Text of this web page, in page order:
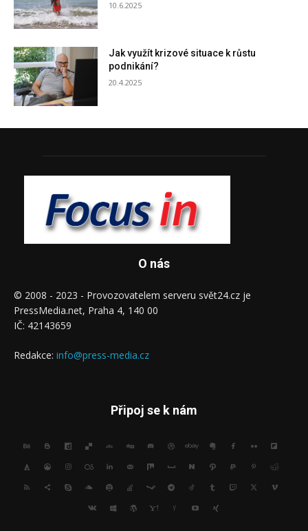
10.6.2025
Jak využít krizové situace k růstu
podnikání?
20.4.2025
O nás
© 2008 - 2023 - Provozovatelem serveru svět24.cz je
PressMedia.net, Praha 4, 140 00
IČ: 42143659
Redakce: info@press-media.cz
Připoj se k nám